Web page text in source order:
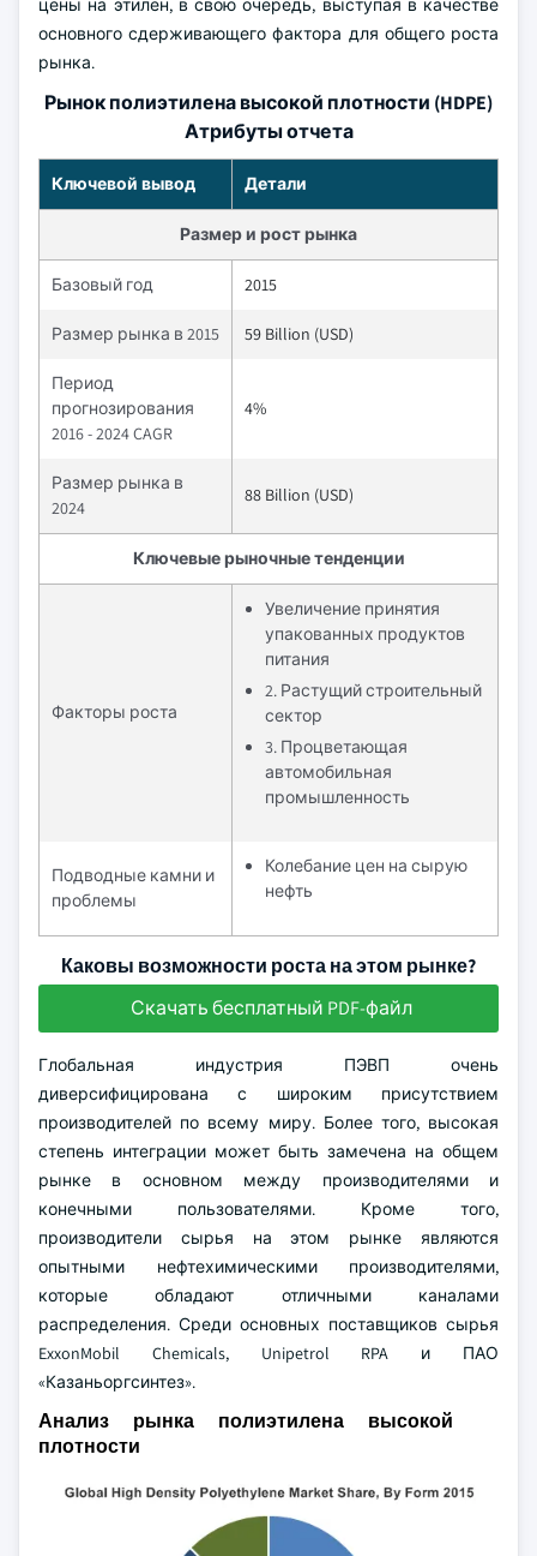
цены на этилен, в свою очередь, выступая в качестве
основного сдерживающего фактора для общего роста
рынка.
Рынок полиэтилена высокой плотности (HDPE)
Атрибуты отчета
Ключевой вывод Детали
Размер и рост рынка
Базовый год 2015
Размер рынка в 2015 59 Billion (USD)
Период
прогнозирования
2016 - 2024 CAGR
4%
Размер рынка в
2024
88 Billion (USD)
Ключевые рыночные тенденции
Факторы роста
Увеличение принятия
упакованных продуктов
питания
2. Растущий строительный
сектор
3. Процветающая
автомобильная
промышленность
Подводные камни и
проблемы
Колебание цен на сырую
нефть
Каковы возможности роста на этом рынке?
Скачать бесплатный PDF-файл
Глобальная индустрия ПЭВП очень
диверсифицирована с широким присутствием
производителей по всему миру. Более того, высокая
степень интеграции может быть замечена на общем
рынке в основном между производителями и
конечными пользователями. Кроме того,
производители сырья на этом рынке являются
опытными нефтехимическими производителями,
которые обладают отличными каналами
распределения. Среди основных поставщиков сырья
ExxonMobil Chemicals, Unipetrol RPA и ПАО
«Казаньоргсинтез».
Анализ рынка полиэтилена высокой
плотности